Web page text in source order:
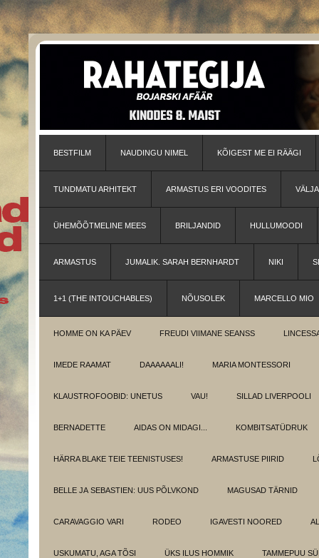
BESTFILM NAUDINGU NIMEL KÕIGEST ME EI RÄÄGI
TUNDMATU ARHITEKT ARMASTUS ERI VOODITES
ÜHEMÕÕTMELINE MEES BRILJANDID HULLUMOODI
ARMASTUS JUMALIK. SARAH BERNHARDT NIKI
1+1 (THE INTOUCHABLES) NÕUSOLEK MARCELLO MIO
HOMME ON KA PÄEV FREUDI VIIMANE SEANSS
IMEDE RAAMAT DAAAAAALI! MARIA MONTESSORI
KLAUSTROFOOBID: UNETUS VAU! SILLAD LIVERPOOLI
BERNADETTE AIDAS ON MIDAGI... KOMBITSATÜDRUK
HÄRRA BLAKE TEIE TEENISTUSES! ARMASTUSE PIIRID
BELLE JA SEBASTIEN: UUS PÕLVKOND MAGUSAD TÄRNID
CARAVAGGIO VARI RODEO IGAVESTI NOORED
USKUMATU, AGA TÕSI ÜKS ILUS HOMMIK TAMMEPUU